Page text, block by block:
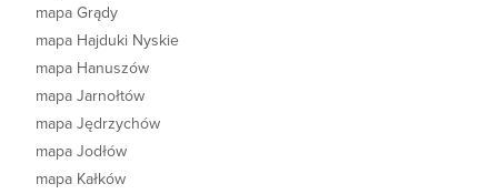
mapa Grądy
mapa Hajduki Nyskie
mapa Hanuszów
mapa Jarnołtów
mapa Jędrzychów
mapa Jodłów
mapa Kałków